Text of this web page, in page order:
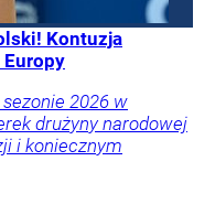
Kontuzja
2026 w
drużyny narodowej
i koniecznym